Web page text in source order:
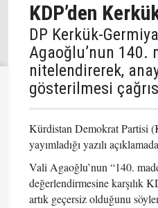
KDP’den
DP Kerkük-
Agaoğlu’nun 140.
nitelendirerek,
gösterilmesi
Kürdistan Demokrat Partisi
yayımladığı yazılı
Vali Agaoğlu’nun “140.
değerlendirmesine karşılık
artık geçersiz olduğunu